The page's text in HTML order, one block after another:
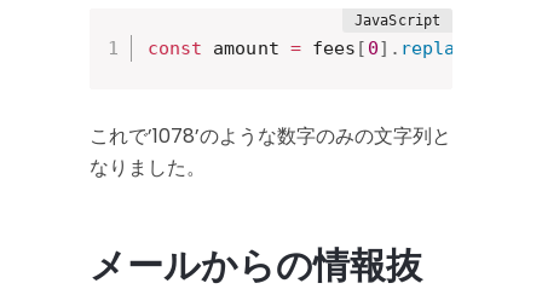
const amount = fees [ 0] . replace
これで’1078’のような数字のみの文字列と
なりました。
メールからの情報抜